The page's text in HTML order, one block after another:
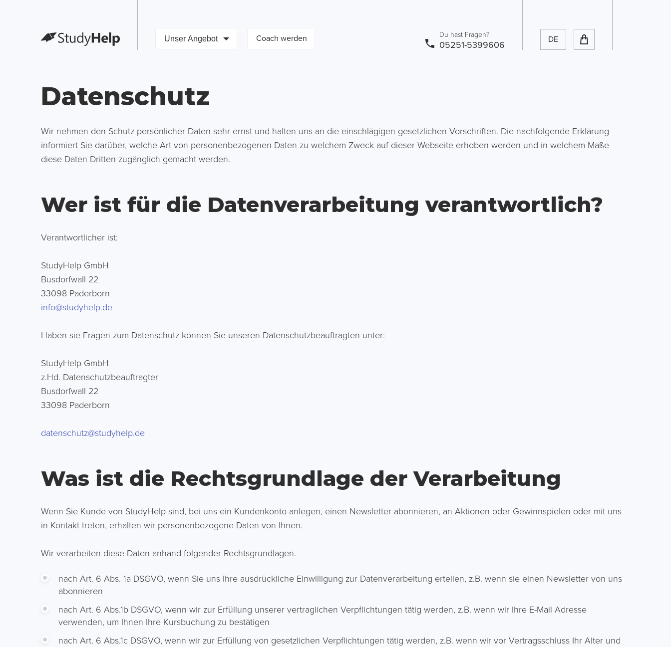
Unser Angebot Coach werden Du hast Fragen?
05251-5399606
DE
Datenschutz
Wir nehmen den Schutz persönlicher Daten sehr ernst und halten uns an die einschlägigen gesetzlichen Vorschriften. Die nachfolgende Erklärung
informiert Sie darüber, welche Art von personenbezogenen Daten zu welchem Zweck auf dieser Webseite erhoben werden und in welchem Maße
diese Daten Dritten zugänglich gemacht werden.
Wer ist für die Datenverarbeitung verantwortlich?
Verantwortlicher ist:
StudyHelp GmbH
Busdorfwall 22
33098 Paderborn
info@studyhelp.de
Haben sie Fragen zum Datenschutz können Sie unseren Datenschutzbeauftragten unter:
StudyHelp GmbH
z.Hd. Datenschutzbeauftragter
Busdorfwall 22
33098 Paderborn
datenschutz@studyhelp.de
Was ist die Rechtsgrundlage der Verarbeitung
Wenn Sie Kunde von StudyHelp sind, bei uns ein Kundenkonto anlegen, einen Newsletter abonnieren, an Aktionen oder Gewinnspielen oder mit uns
in Kontakt treten, erhalten wir personenbezogene Daten von Ihnen.
Wir verarbeiten diese Daten anhand folgender Rechtsgrundlagen.
nach Art. 6 Abs. 1a DSGVO, wenn Sie uns Ihre ausdrückliche Einwilligung zur Datenverarbeitung erteilen, z.B. wenn sie einen Newsletter von uns
abonnieren
nach Art. 6 Abs.1b DSGVO, wenn wir zur Erfüllung unserer vertraglichen Verpflichtungen tätig werden, z.B. wenn wir Ihre E-Mail Adresse
verwenden, um Ihnen Ihre Kursbuchung zu bestätigen
nach Art. 6 Abs.1c DSGVO, wenn wir zur Erfüllung von gesetzlichen Verpflichtungen tätig werden, z.B. wenn wir vor Vertragsschluss Ihr Alter und